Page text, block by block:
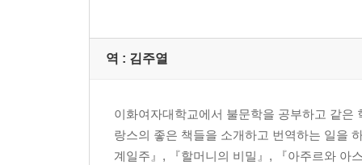
역 : 김주열
이화여자대학교에서 불문학을 공부하고 같은
랑스의 좋은 책들을 소개하고 번역하는 일을
계일주』, 『할머니의 비밀』, 『아주르와 아